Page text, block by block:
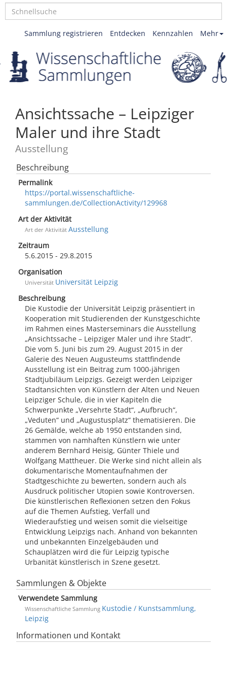
Mehr
Kennzahlen
Entdecken
Sammlung registrieren
Ansichtssache – Leipziger
Maler und ihre Stadt
Ausstellung
Beschreibung
Permalink
https://portal.wissenschaftliche-
sammlungen.de/CollectionActivity/129968
Art der Aktivität
Art der Aktivität Ausstellung
Zeitraum
5.6.2015 - 29.8.2015
Organisation
Universität Universität Leipzig
Beschreibung
Die Kustodie der Universität Leipzig präsentiert in
Kooperation mit Studierenden der Kunstgeschichte
im Rahmen eines Masterseminars die Ausstellung
„Ansichtssache – Leipziger Maler und ihre Stadt“.
Die vom 5. Juni bis zum 29. August 2015 in der
Galerie des Neuen Augusteums stattfindende
Ausstellung ist ein Beitrag zum 1000-jährigen
Stadtjubiläum Leipzigs. Gezeigt werden Leipziger
Stadtansichten von Künstlern der Alten und Neuen
Leipziger Schule, die in vier Kapiteln die
Schwerpunkte „Versehrte Stadt“, „Aufbruch“,
„Veduten“ und „Augustusplatz“ thematisieren. Die
26 Gemälde, welche ab 1950 entstanden sind,
stammen von namhaften Künstlern wie unter
anderem Bernhard Heisig, Günter Thiele und
Wolfgang Mattheuer. Die Werke sind nicht allein als
dokumentarische Momentaufnahmen der
Stadtgeschichte zu bewerten, sondern auch als
Ausdruck politischer Utopien sowie Kontroversen.
Die künstlerischen Reflexionen setzen den Fokus
auf die Themen Aufstieg, Verfall und
Wiederaufstieg und weisen somit die vielseitige
Entwicklung Leipzigs nach. Anhand von bekannten
und unbekannten Einzel­gebäuden und
Schauplätzen wird die für Leipzig typische
Urbanität künstlerisch in Szene gesetzt.
Sammlungen & Objekte
Verwendete Sammlung
Wissenschaftliche Sammlung Kustodie / Kunstsammlung,
Leipzig
Informationen und Kontakt